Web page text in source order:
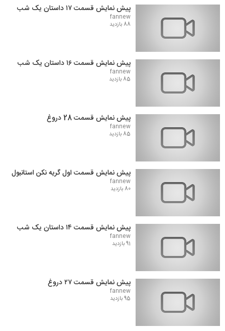
پیش نمایش قسمت ۱۷ داستان یک شب
fannew
88 بازدید
پیش نمایش قسمت ۱۶ داستان یک شب
fannew
85 بازدید
پیش نمایش قسمت 28 دروغ
fannew
85 بازدید
پیش نمایش قسمت اول گریه نکن استانبول
fannew
80 بازدید
پیش نمایش قسمت ۱۴ داستان یک شب
fannew
91 بازدید
پیش نمایش قسمت ۲۷ دروغ
fannew
95 بازدید